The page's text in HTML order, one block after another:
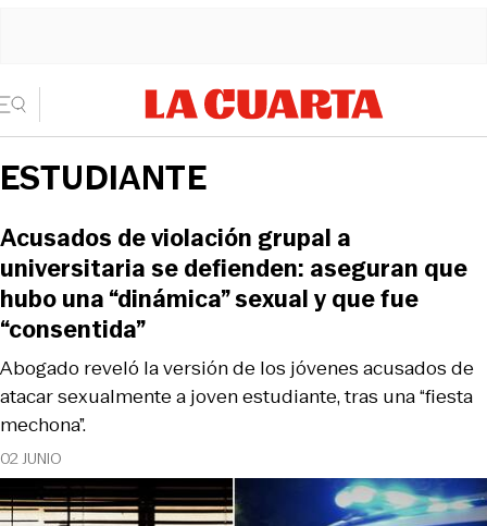
ESTUDIANTE
02 JUNIO
Abogado reveló la versión de los jóvenes acusados de
atacar sexualmente a joven estudiante, tras una “fiesta
mechona”.
Acusados de violación grupal a
universitaria se defienden: aseguran que
hubo una “dinámica” sexual y que fue
“consentida”